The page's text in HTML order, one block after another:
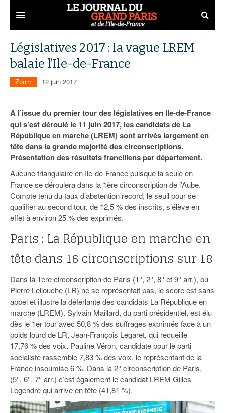
Territoires
Aménagement
Institutions
Services urbains
Entreprises
Emploi
Attractivité
Transport
Marchés publics
75
77
91
92
Carnet
Nominations
Agenda
Les Assises du Grand Paris
Ecouter les épisodes
Lire les résumés
Législatives 2017 : la vague LREM
balaie l’Ile-de-France
Zoom 12 juin 2017
A l’issue du premier tour des législatives en Ile-de-France
qui s’est déroulé le 11 juin 2017, les candidats de La
République en marche (LREM) sont arrivés largement en
tête dans la grande majorité des circonscriptions.
Présentation des résultats franciliens par département.
Aucune triangulaire en Ile-de-France puisque la seule en
France se déroulera dans la 1ère circonscription de l’Aube.
Compte tenu du taux d’abstention record, le seuil pour se
qualifier au second tour, de 12,5 % des inscrits, s’élève en
effet à environ 25 % des exprimés.
Paris : La République en marche en
tête dans 16 circonscriptions sur 18
Dans la 1ère circonscription de Paris (1°, 2°, 8° et 9° arr.), où
Pierre Lellouche (LR) ne se représentait pas, le score est sans
appel et illustre la déferlante des candidats La République en
marche (LREM). Sylvain Maillard, du parti présidentiel, est élu
dès le 1er tour avec 50,8 % des suffrages exprimés face à un
poids lourd de LR, Jean-François Legaret, qui recueille
17,76 % des voix. Pauline Véron, candidate pour le parti
socialiste rassemble 7,83 % des voix, le représentant de la
France insoumise 6 %. Dans la 2° circonscription de Paris,
(5°, 6°, 7° arr.) c’est également le candidat LREM Gilles
Legendre qui arrive en tête (41,81 %).